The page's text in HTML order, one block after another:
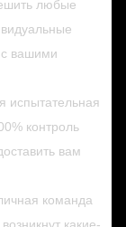
любые
с вашими
испытательная
контроль
вам
команда